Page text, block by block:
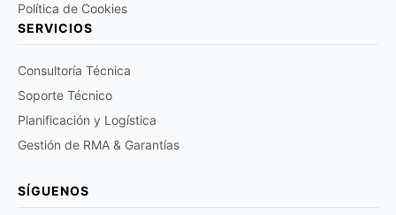
Política de Cookies
SERVICIOS
Consultoría Técnica
Soporte Técnico
Planificación y Logística
Gestión de RMA & Garantías
SÍGUENOS